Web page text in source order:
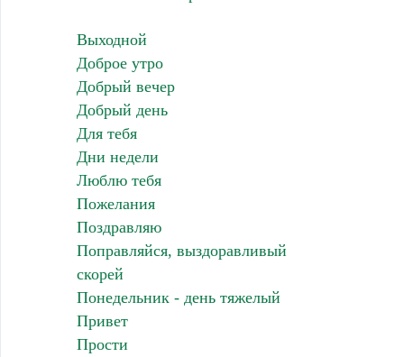
Выходной
Доброе утро
Добрый вечер
Добрый день
Для тебя
Дни недели
Люблю тебя
Пожелания
Поздравляю
Поправляйся, выздоравливый
скорей
Понедельник - день тяжелый
Привет
Прости